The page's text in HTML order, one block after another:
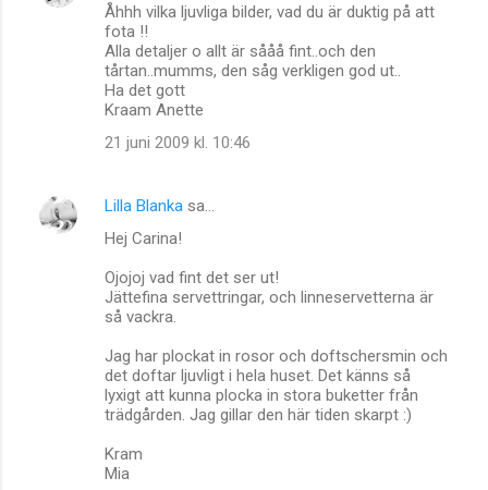
Åhhh vilka ljuvliga bilder, vad du är duktig på att
fota !!
Alla detaljer o allt är sååå fint..och den
tårtan..mumms, den såg verkligen god ut..
Ha det gott
Kraam Anette
21 juni 2009 kl. 10:46
Lilla Blanka sa…
Hej Carina!
Ojojoj vad fint det ser ut!
Jättefina servettringar, och linneservetterna är
så vackra.
Jag har plockat in rosor och doftschersmin och
det doftar ljuvligt i hela huset. Det känns så
lyxigt att kunna plocka in stora buketter från
trädgården. Jag gillar den här tiden skarpt :)
Kram
Mia